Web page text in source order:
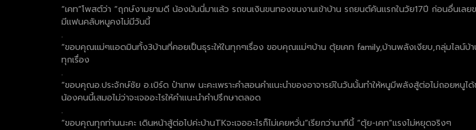
“เคท”โพสต์ว่า “ฤกษ์งามยามดี น้องมันนี่มาเเล้ว รถขนเงินขนทองขนงานเข้าบ้าน รถยนต์คันเเรกในวัย17ปี ก่อนอื่นเ
มีเเฟนคลับหนูคงไม่มีวันนี้
.
“ขอบคุณเเม่ๆแอดมินทั้ง3บ้านที่คอยเป็นธุระให้ในทุกๆเรื่อง ขอบคุณเเม่ๆบ้าน ตุ้ยเคท family,บ้านพลังเงียบ,กลุ่มไ
ทุกเรื่อง
.
“ขอบคุณอ.ประจักษ์ชัย อ.เบิร์ด ป๋าเทพ นะคะเพราะคำสอนคำเเนะนำของอาจารย์ในวันนั้นทำให้หนูมีพลังสู้ต่อไม่ถอยหนู
น้องคนนี้เสมอไม่ว่าจะเจออะไรให้คำเเนะนำคำปรึกษาตลอด
.
“ขอบคุณทุกท่านนะคะ เดินหน้าสู้ต่อไปค่ะบ้านTKจะเจออะไรก็ไม่เคยหวั่น”เรียกว่านาทีนี้ “ตุ้ย-เคท”แรงไม่หยุดจริงๆ